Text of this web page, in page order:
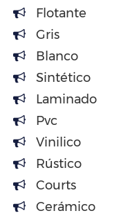
Flotante
Gris
Blanco
Sintético
Laminado
Pvc
Vinilico
Rústico
Courts
Cerámico